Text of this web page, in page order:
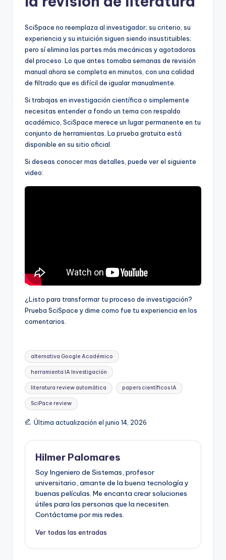
SciSpace no reemplaza al investigador; su criterio, su
experiencia y su intuición siguen siendo insustituibles;
pero sí elimina las partes más mecánicas y agotadoras
del proceso. Lo que antes tomaba semanas de revisión
manual ahora se completa en minutos, con una calidad
de filtrado que es difícil de igualar manualmente.
Si trabajas en investigación científica o simplemente
necesitas entender a fondo un tema con respaldo
académico, SciSpace merece un lugar permanente en tu
conjunto de herramientas. La prueba gratuita está
disponible en su sitio oficial.
Si deseas conocer mas detalles, puede ver el siguiente
video:
¿Listo para transformar tu proceso de investigación?
Prueba SciSpace y dime como fue tu experiencia en los
comentarios.
Etiquetas:
alternativa Google Académico
herramienta IA Investigación
literatura review automática papers científicos IA
SciPace review
Última actualización el junio 14, 2026
Hilmer Palomares
Soy Ingeniero de Sistemas, profesor
universitario, amante de la buena tecnología y
buenas películas. Me encanta crear soluciones
útiles para las personas que la necesiten.
Contáctame por mis redes.
Ver todas las entradas